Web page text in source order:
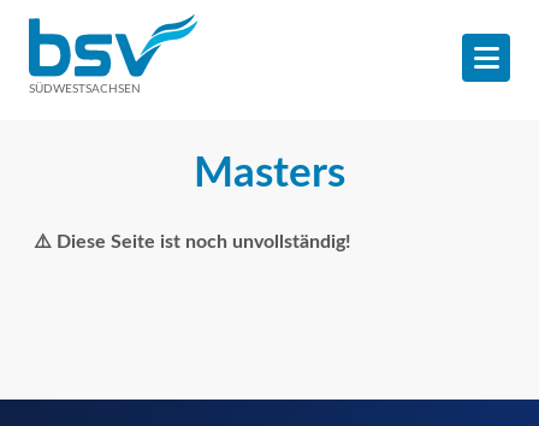
SÜDWESTSACHSEN
Masters
⚠️ Diese Seite ist noch unvollständig!